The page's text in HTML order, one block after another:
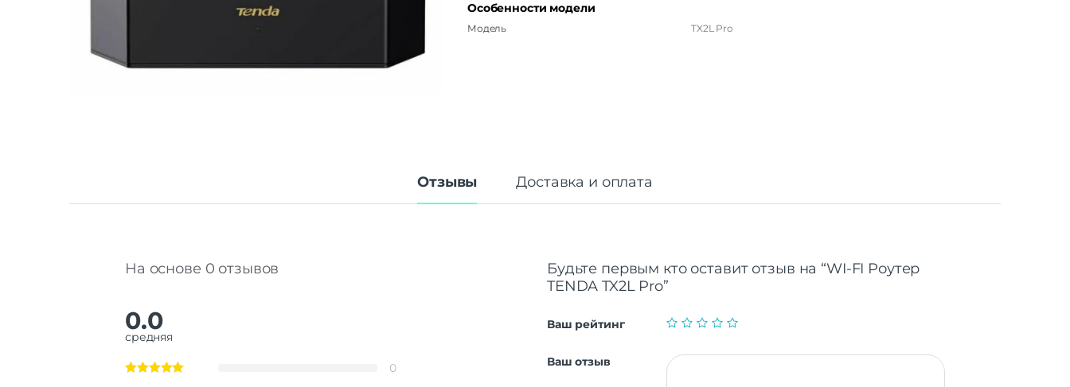
Особенности модели
Модель TX2L Pro
Отзывы Доставка и оплата
На основе 0 отзывов
0.0
средняя
0
Будьте первым кто оставит отзыв на “WI-FI Роутер
TENDA TX2L Pro”
Ваш рейтинг
Ваш отзыв